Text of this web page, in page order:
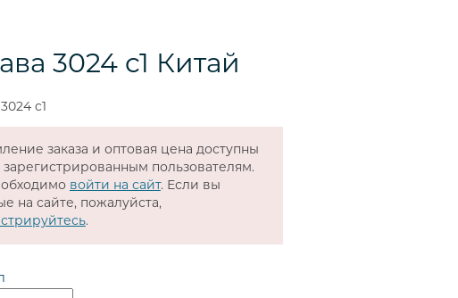
3024 c1 Китай
c1
заказа и оптовая цена доступны
зарегистрированным пользователям.
войти на сайт. Если вы
на сайте, пожалуйста,
.